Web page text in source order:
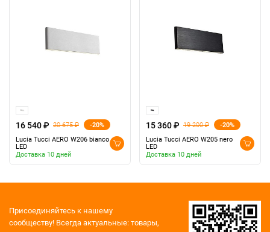
16 540 ₽ 20 675 ₽
-20%
Lucia Tucci AERO W206 bianco
LED
Доставка 10 дней
15 360 ₽ 19 200 ₽
-20%
Lucia Tucci AERO W205 nero
LED
Доставка 10 дней
Присоединяйтесь к нашему
сообществу! Всегда актуальные: товары,